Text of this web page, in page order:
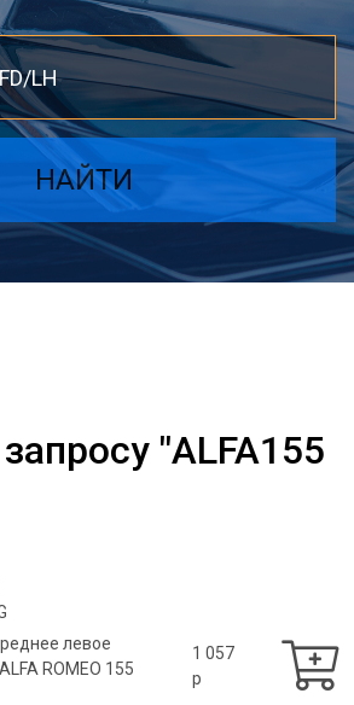
НАЙТИ
"ALFA155
левое
ROMEO 155
1 057
p